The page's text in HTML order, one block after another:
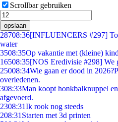
Scrollbar gebruiken
opslaan
28708:36[INFLUENCERS #297]
water
3508:35Op vakantie met (kleine)
16508:35[NOS Eredivisie #298] We
25008:34Wie gaan er dood in
overledenen.
308:33Man koopt honkbalknuppel
afgevoerd.
2308:31Ik rook nog steeds
208:31 Starten met 3d printen